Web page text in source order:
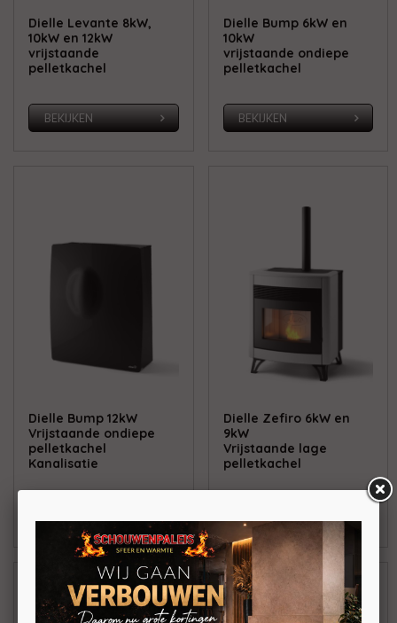
Dielle Levante 8kW,
10kW en 12kW
vrijstaande
pelletkachel
BEKIJKEN
Dielle Bump 6kW en
10kW
vrijstaande ondiepe
pelletkachel
BEKIJKEN
Dielle Bump 12kW
Vrijstaande ondiepe
pelletkachel
Kanalisatie
Dielle Zefiro 6kW en
9kW
Vrijstaande lage
pelletkachel